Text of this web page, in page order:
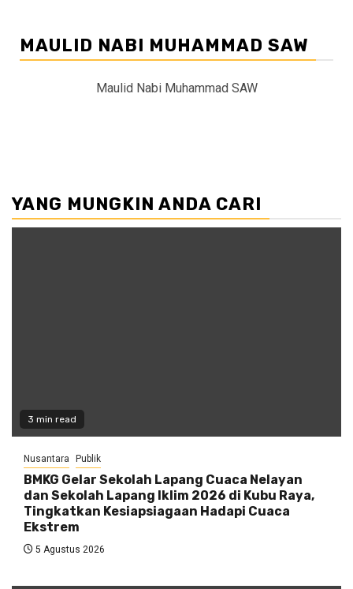
MAULID NABI MUHAMMAD SAW
Maulid Nabi Muhammad SAW
YANG MUNGKIN ANDA CARI
3 min read
Nusantara Publik
BMKG Gelar Sekolah Lapang Cuaca Nelayan
dan Sekolah Lapang Iklim 2026 di Kubu Raya,
Tingkatkan Kesiapsiagaan Hadapi Cuaca
Ekstrem
5 Agustus 2026